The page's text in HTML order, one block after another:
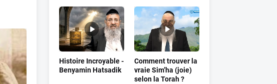
Histoire Incroyable -
Benyamin Hatsadik
Comment trouver la
vraie Sim’ha (joie)
selon la Torah ?